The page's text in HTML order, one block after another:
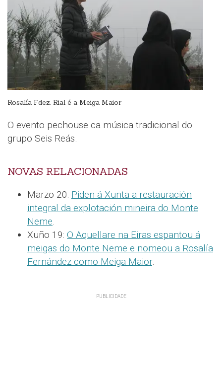
Rosalía Fdez. Rial é a Meiga Maior
O evento pechouse ca música tradicional do
grupo Seis Reás.
NOVAS RELACIONADAS
Marzo 20: Piden á Xunta a restauración
integral da explotación mineira do Monte
Neme.
Xuño 19: O Aquellare na Eiras espantou á
meigas do Monte Neme e nomeou a Rosalía
Fernández como Meiga Maior.